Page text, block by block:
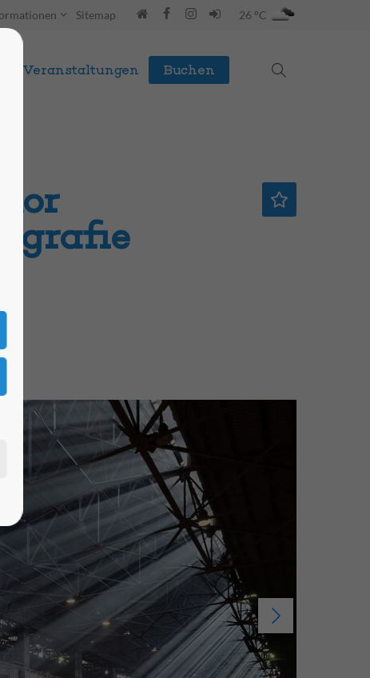
Sitemap 26 °C
Veranstaltungen Buchen